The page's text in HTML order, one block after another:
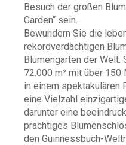
Besuch der großen
Garden“ sein.
Bewundern Sie die
rekordverdächtigen
Blumengarten der Welt.
72.000 m² mit über 150
in einem spektakulären
eine Vielzahl
darunter eine
prächtiges
den Guinnessbuch-